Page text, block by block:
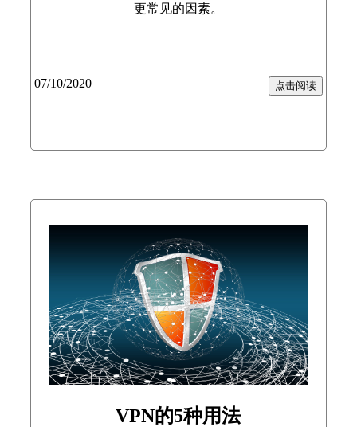
更常见的因素。
07/10/2020 点击阅读
VPN的5种用法